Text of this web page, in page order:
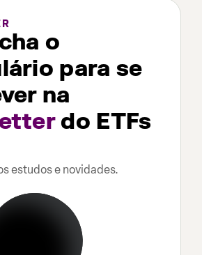
o
para se
na
do ETFs
estudos e novidades.